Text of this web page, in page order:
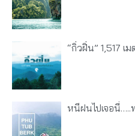
“กิ่วฝิ่น” 1,517 เ
หนีฝนไปเจอนี่…..